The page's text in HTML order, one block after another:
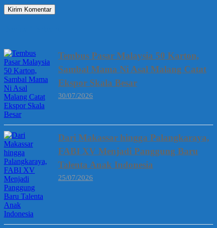
Tembus Pasar Malaysia 50 Karton,
Sambal Mama Ni Asal Malang Catat
Ekspor Skala Besar
30/07/2026
Dari Makassar hingga Palangkaraya,
FABI XV Menjadi Panggung Baru
Talenta Anak Indonesia
25/07/2026